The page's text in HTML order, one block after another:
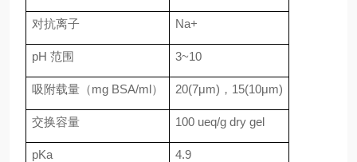
对抗离子 Na+
pH 范围 3~10
吸附载量（mg BSA/ml） 20(7μm) ， 15(10μm)
交换容量 100 ueq/g dry gel
pKa 4.9